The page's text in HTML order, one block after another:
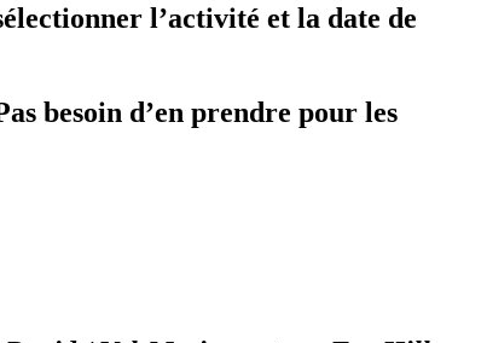
l’activité et la date de
besoin d’en prendre pour les